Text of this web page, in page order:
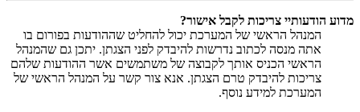
מדוע הודעותיי צריכות לקבל אישור?
המנהל הראשי של המערכת יכול להחליט שההודעות בפורום בו
אתה מנסה לכתוב נדרשות להיבדק לפני הצגתן. יתכן גם שהמנהל
הראשי הכניס אותך לקבוצה של משתמשים אשר ההודעות שלהם
צריכות להיבדק טרם הצגתן. אנא צור קשר על המנהל הראשי של
המערכת למידע נוסף.